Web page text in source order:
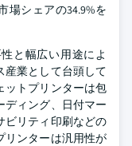
場シェアの34.9%を
と幅広い用途によ
産業として台頭して
ットプリンターは包
ディング、日付マー
ビリティ印刷などの
リンターは汎用性が